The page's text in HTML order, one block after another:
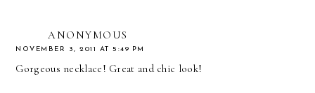
ANONYMOUS
NOVEMBER 3, 2011 AT 5:49 PM
Gorgeous necklace! Great and chic look!